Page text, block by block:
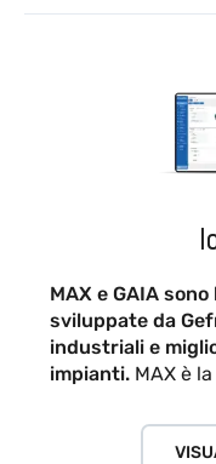
MAX e GAIA
sviluppate da
industriali e
impianti. MAX è la